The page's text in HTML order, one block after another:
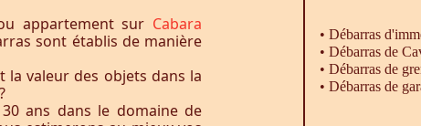
appartement sur Cabara
sont établis de manière
la valeur des objets dans la
ans dans le domaine de
• Débarras
• Débarras de
• Débarras de
• Débarras de